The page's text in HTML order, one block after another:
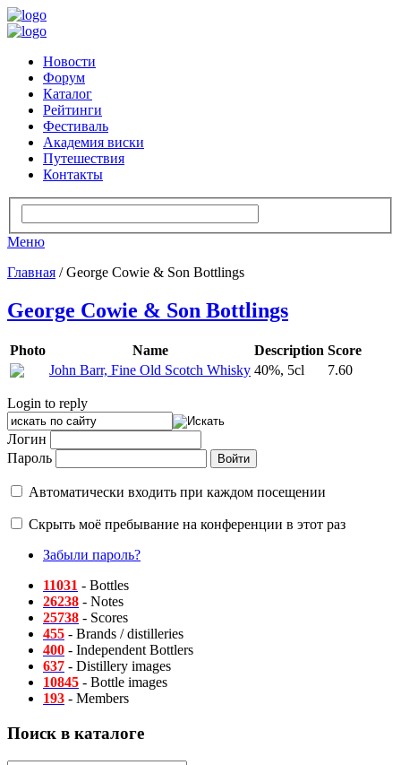
Новости
Форум
Каталог
Рейтинги
Фестиваль
Академия виски
Путешествия
Контакты
Меню
Главная / George Cowie & Son Bottlings
George Cowie & Son Bottlings
Photo Name Description Score
John Barr, Fine Old Scotch Whisky 40%, 5cl 7.60
Login to reply
Логин
Пароль
Автоматически входить при каждом посещении
Скрыть моё пребывание на конференции в этот раз
Забыли пароль?
11031 - Bottles
26238 - Notes
25738 - Scores
455 - Brands / distilleries
400 - Independent Bottlers
637 - Distillery images
10845 - Bottle images
193 - Members
Поиск в каталоге